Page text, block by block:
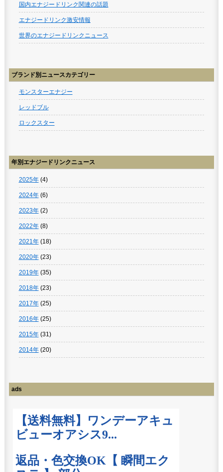
国内エナジードリンク関連の話題
エナジードリンク激安情報
世界のエナジードリンクニュース
ブランド別ニュースカテゴリー
モンスターエナジー
レッドブル
ロックスター
年別エナジードリンクニュース
2025年(4)
2024年(6)
2023年(2)
2022年(8)
2021年(18)
2020年(23)
2019年(35)
2018年(23)
2017年(25)
2016年(25)
2015年(31)
2014年(20)
ads